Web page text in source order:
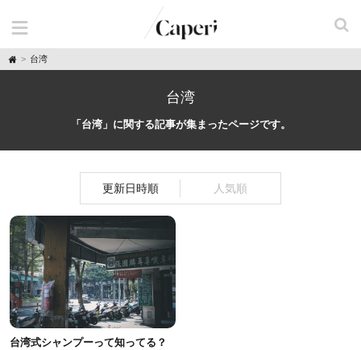
H
o
台湾
台湾
「台湾」に関する記事が集まったページです。
更新日時順 人気順
台湾式シャンプーって知ってる？